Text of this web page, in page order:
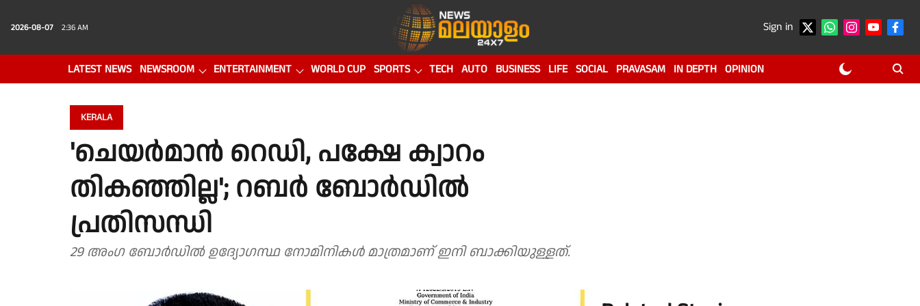
2026-08-07 2:36 AM Sign in
LATEST NEWS NEWSROOM ENTERTAINMENT WORLD CUP SPORTS TECH AUTO BUSINESS LIFE SOCIAL PRAVASAM IN DEPTH OPINION
KERALA
'ചെയർമാൻ റെഡി, പക്ഷേ ക്വാറം
തികഞ്ഞില്ല'; റബർ ബോർഡിൽ
പ്രതിസന്ധി
29 അംഗ ബോർഡിൽ ഉദ്യോഗസ്ഥ നോമിനികൾ മാത്രമാണ് ഇനി ബാക്കിയുള്ളത്‌.